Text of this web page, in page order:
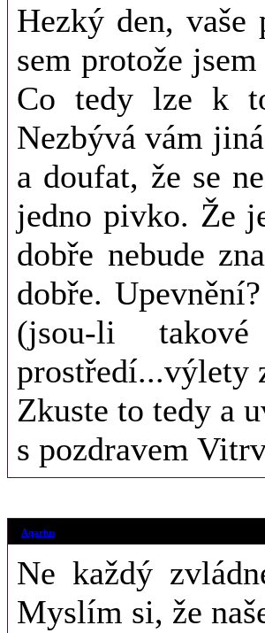
Hezký den, vaše
sem protože
Co tedy lze k
Nezbývá vám
a doufat, že se
jedno pivko. Že
dobře nebude
dobře.
(jsou-li
prostředí...výlety
Zkuste to tedy a
s pozdravem
Aqarius
Ne každý
Myslím si, že